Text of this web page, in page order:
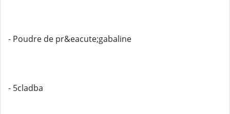
- Poudre de pr&eacute;gabaline
- 5cladba